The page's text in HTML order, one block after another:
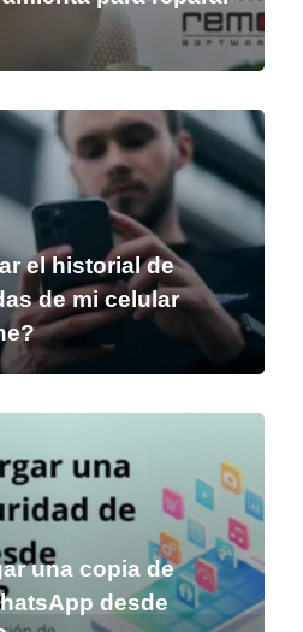
el historial de
de mi celular
una copia de
desde